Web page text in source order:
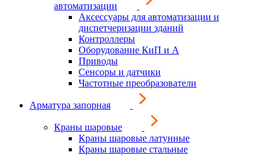
автоматизации
Аксессуары для автоматизации и
диспетчеризации зданий
Контроллеры
Оборудование КиП и А
Приводы
Сенсоры и датчики
Частотные преобразователи
Арматура запорная
Краны шаровые
Краны шаровые латунные
Краны шаровые стальные